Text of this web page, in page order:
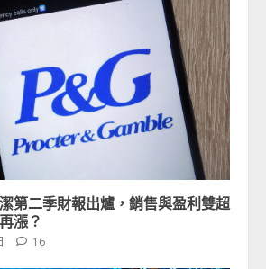
第二季財報出爐，銷售與盈利雙超
漲？
16